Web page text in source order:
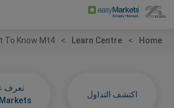
Home
Learn Centre
To Know Mt4
اكتشف التداول
تعرف